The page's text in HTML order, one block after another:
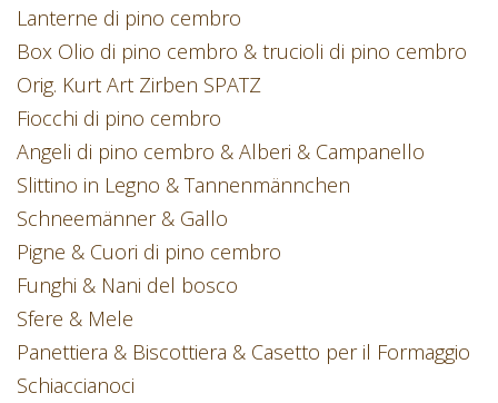
Lanterne di pino cembro
Box Olio di pino cembro & trucioli di pino cembro
Orig. Kurt Art Zirben SPATZ
Fiocchi di pino cembro
Angeli di pino cembro & Alberi & Campanello
Slittino in Legno & Tannenmännchen
Schneemänner & Gallo
Pigne & Cuori di pino cembro
Funghi & Nani del bosco
Sfere & Mele
Panettiera & Biscottiera & Casetto per il Formaggio
Schiaccianoci